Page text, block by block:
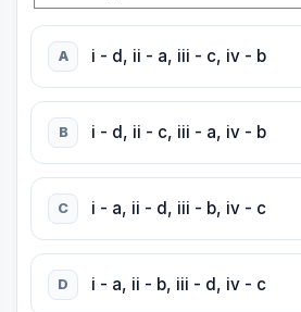
A i - d, ii - a, iii - c, iv - b
B i - d, ii - c, iii - a, iv - b
C i - a, ii - d, iii - b, iv - c
D i - a, ii - b, iii - d, iv - c